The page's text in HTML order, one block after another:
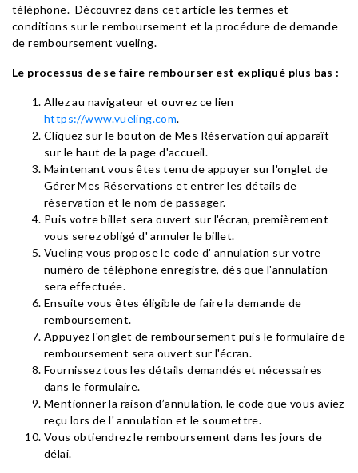
téléphone. Découvrez dans cet article les termes et
conditions sur le remboursement et la procédure de demande
de remboursement vueling.
Le processus de se faire rembourser est expliqué plus bas :
Allez au navigateur et ouvrez ce lien
https://www.vueling.com.
Cliquez sur le bouton de Mes Réservation qui apparaît
sur le haut de la page d'accueil.
Maintenant vous êtes tenu de appuyer sur l'onglet de
Gérer Mes Réservations et entrer les détails de
réservation et le nom de passager.
Puis votre billet sera ouvert sur l'écran, premièrement
vous serez obligé d' annuler le billet.
Vueling vous propose le code d' annulation sur votre
numéro de téléphone enregistre, dès que l'annulation
sera effectuée.
Ensuite vous êtes éligible de faire la demande de
remboursement.
Appuyez l'onglet de remboursement puis le formulaire de
remboursement sera ouvert sur l'écran.
Fournissez tous les détails demandés et nécessaires
dans le formulaire.
Mentionner la raison d’annulation, le code que vous aviez
reçu lors de l' annulation et le soumettre.
Vous obtiendrez le remboursement dans les jours de
délai.